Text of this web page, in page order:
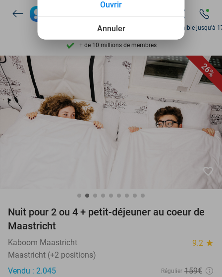
+ de 10 millions de membres
Découvrez + de 15.000 deals
Disponible 7 jours par semaine
+ de 10 millions de membres
Disponible jusqu'à
26%
favorite_border
Nuit pour 2 ou 4 + petit-déjeuner au coeur de
Maastricht
Kaboom Maastricht 9.2 star
Maastricht (+2 positions)
Vendu : 2.045
Régulier 159€
Annuler
Ouvrir